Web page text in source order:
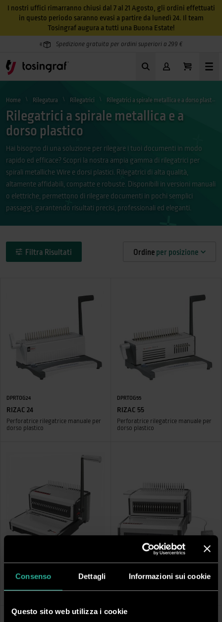
Consenso Dettagli Informazioni sui cookie
Questo sito web utilizza i cookie
I nostri uffici rimarranno chiusi dal 7 al 21 Agosto, gli ordini effettuati
in questo periodo saranno evasi a partire da lunedì 24. Il team
Tosingraf augura a tutti una Buona Estate!
Spedizione gratuita per ordini superiori a 299 €
Home Rilegatura Rilegatrici Rilegatrici a spirale metallica e a dorso plastico
Rilegatrici a spirale metallica e a
dorso plastico
Hai bisogno di una soluzione per rilegare i tuoi documenti in modo
rapido ed efficace? Scopri la nostra ampia gamma di rilegatrici per
spirali metalliche Wire e dorsi plastici. Rilegatrici di alta qualità,
altamente affidabili, compatte e robuste. Disponibili in versioni manuali
o elettriche, permettono di rilegare documenti in pochi semplici
passaggi, garantendo risultati precisi, professionali ed eleganti.
Filtra Risultati Ordine per posizione
DPRTOG24
RIZAC 24
Perforatrice rilegatrice manuale per
dorso plastico
DPRTOG55
RIZAC 55
Perforatrice rilegatrice manuale per
dorso plastico
DPR150
RIMAN 50
dorso plastico
DPPB30
RIELDOR
manuale per dorso plastico